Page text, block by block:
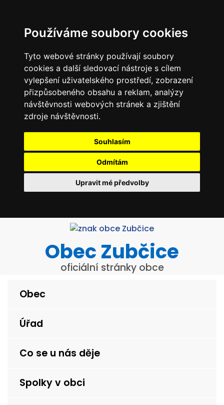
Používáme soubory cookies
Tyto webové stránky používají soubory
cookies a další sledovací nástroje s cílem
vylepšení uživatelského prostředí, zobrazení
přizpůsobeného obsahu a reklam, analýzy
návštěvnosti webových stránek a zjištění
zdroje návštěvnosti.
Souhlasím
Odmítám
Upravit mé předvolby
Obec Zubčice
oficiální stránky obce
Obec
Úřad
Co se u nás děje
Spolky v obci